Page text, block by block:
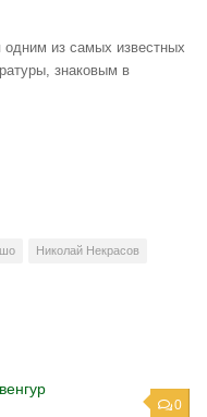
из самых известных
знаковым в
Николай Некрасов
0